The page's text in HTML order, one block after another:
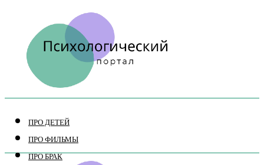
ПРО ДЕТЕЙ
ПРО ФИЛЬМЫ
ПРО БРАК